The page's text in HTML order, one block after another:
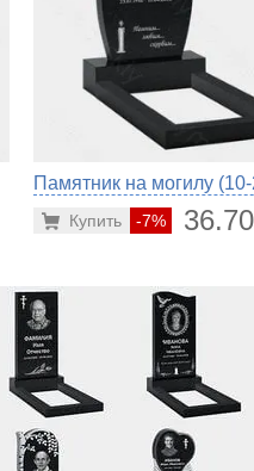
Памятник на могилу
-7%
Купить